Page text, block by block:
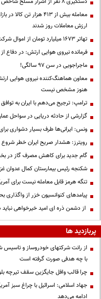
معامله بیش از ۴۱۳
ارزش معاملات روز شدند
تهاتر ۱۶۷۳ میلیارد تومان از اموال شرکت‌های تراستی
فرمانده نیروی هوایی ارتش: در دفاع
ماجراجویی در سن ۹۷ سالگی!
معاون هماهنگ‌کننده نیروی هوایی
هنوز مشخص نیست
ترامپ: ترجیح می‌دهم با ایران به
گزارشی از حادثه دریایی در سواحل
ونس: ایرانی‌ها طرف بسیار دشواری
رویترز: هشدار صریح ایران خطر
گام جدید برای کاهش مصرف گاز در
شکنجه رئیس بیمارستان کمال عدوان
تنگه هرمز قابل معامله نیست برای
پیامدهای کنوانسیون خزر از واگذاری
از دشمن ذره ای امید خیرخواهی نباید
پربازدید ها
از رانت‌ شرکتهای خودروساز و تاسیس
با چه هدفی صورت گرفته است
چرا قالب وافل جایگزین سقف تیرچه
جهاد اسلامی: اسرائیل با چراغ سبز
ادامه می‌دهد